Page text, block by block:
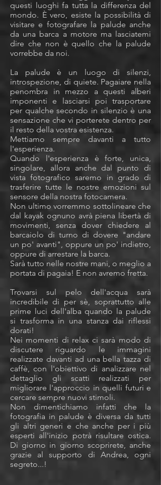
questi luoghi fa tutta la differenza del
mondo. È vero, esiste la possibilità di
visitare e fotografare la palude anche
da una barca a motore ma lasciatemi
dire che non è quello che la palude
vorrebbe da noi.
La palude è un luogo di silenzi,
introspezione, di quiete. Pagaiare nella
penombra in mezzo a questi alberi
imponenti e lasciarsi poi trasportare
per qualche secondo in silenzio è una
sensazione che vi porterete dentro per
il resto della vostra esistenza.
Mettiamo sempre davanti a tutto
l'esperienza.
Quando l'esperienza è forte, unica,
singolare, allora anche dal punto di
vista fotografico saremo in grado di
trasferire tutte le nostre emozioni sul
sensore della nostra fotocamera.
Non ultimo vorremmo sottolineare che
dal kayak ognuno avrà piena libertà di
movimenti, senza dover chiedere al
barcaiolo di turno di dovere "andare
un po' avanti", oppure un po' indietro,
oppure di arrestare la barca.
Sarà tutto nelle nostre mani, o meglio a
portata di pagaia! E non avremo fretta.
Trovarsi sul pelo dell'acqua sarà
incredibile di per sè, soprattutto alle
prime luci dell'alba quando la palude
si trasforma in una stanza dai riflessi
dorati!
Nei momenti di relax ci sarà modo di
discutere riguardo le immagini
realizzate davanti ad una bella tazza di
caffè, con l'obiettivo di analizzare nel
dettaglio gli scatti realizzati per
migliorare l'approccio in quelli futuri e
cercare sempre nuovi stimoli.
Non dimentichiamo infatti che la
fotografia in palude è diversa da tutti
gli altri generi e che anche per i più
esperti all'inizio potrà risultare ostica.
Di giorno in giorno scoprirete, anche
grazie al supporto di Andrea, ogni
segreto...!